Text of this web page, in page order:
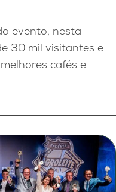
evento, nesta
30 mil visitantes e
cafés e